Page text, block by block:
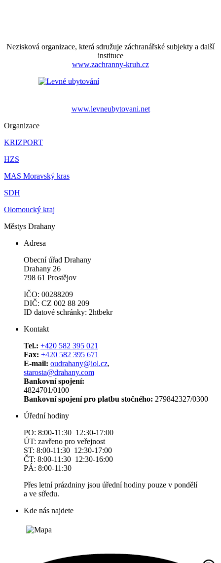
Nezisková organizace, která sdružuje záchranářské subjekty a další
instituce
www.zachranny-kruh.cz
www.levneubytovani.net
Organizace
KRIZPORT
HZS
MAS Moravský kras
SDH
Olomoucký kraj
Městys Drahany
Adresa
Obecní úřad Drahany
Drahany 26
798 61 Prostějov
IČO: 00288209
DIČ: CZ 002 88 209
ID datové schránky: 2htbekr
Kontakt
Tel.: +420 582 395 021
Fax: +420 582 395 671
E-mail: oudrahany@iol.cz,
starosta@drahany.com
Bankovní spojení:
4824701/0100
Bankovní spojení pro platbu stočného: 279842327/0300
Úřední hodiny
PO: 8:00-11:30 12:30-17:00
ÚT: zavřeno pro veřejnost
ST: 8:00-11:30 12:30-17:00
ČT: 8:00-11:30 12:30-16:00
PÁ: 8:00-11:30
Přes letní prázdniny jsou úřední hodiny pouze v pondělí
a ve středu.
Kde nás najdete